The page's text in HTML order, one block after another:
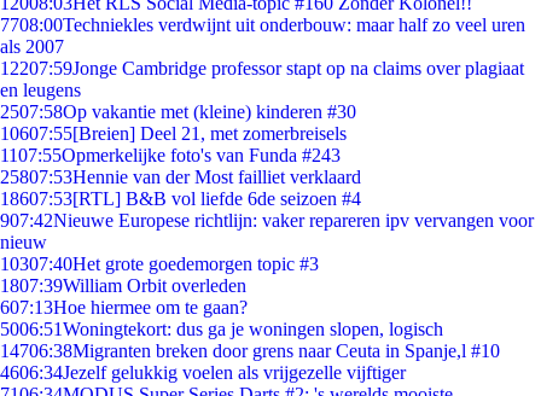
7708:00Techniekles verdwijnt uit onderbouw: maar half zo veel uren
als 2007
12207:59Jonge Cambridge professor stapt op na claims over plagiaat
en leugens
2507:58Op vakantie met (kleine) kinderen #30
10607:55[Breien] Deel 21, met zomerbreisels
1107:55Opmerkelijke foto's van Funda #243
25807:53Hennie van der Most failliet verklaard
18607:53[RTL] B&B vol liefde 6de seizoen #4
907:42Nieuwe Europese richtlijn: vaker repareren ipv vervangen voor
nieuw
10307:40Het grote goedemorgen topic #3
1807:39William Orbit overleden
607:13Hoe hiermee om te gaan?
5006:51Woningtekort: dus ga je woningen slopen, logisch
14706:38Migranten breken door grens naar Ceuta in Spanje,l #10
4606:34Jezelf gelukkig voelen als vrijgezelle vijftiger